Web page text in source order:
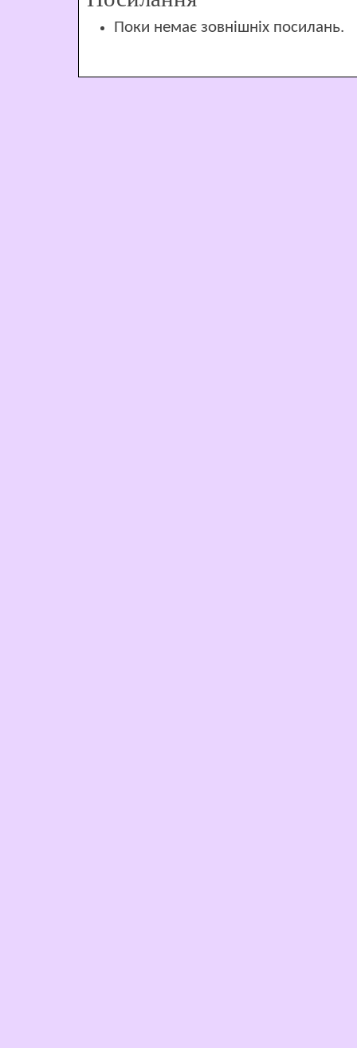
Поки немає зовнішніх посилань.